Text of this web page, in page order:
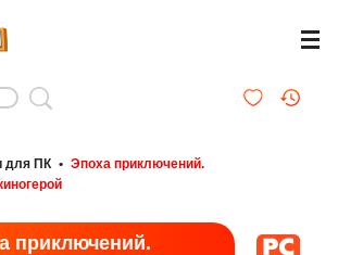
для ПК • Эпоха приключений.
приключений.